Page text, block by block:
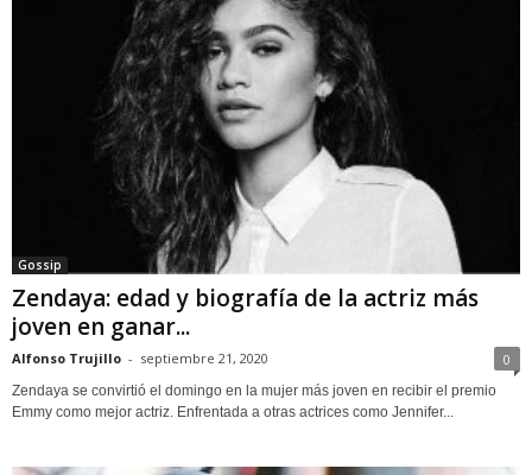
Gossip
Zendaya: edad y biografía de la actriz más
joven en ganar...
Alfonso Trujillo - septiembre 21, 2020 0
Zendaya se convirtió el domingo en la mujer más joven en recibir el premio
Emmy como mejor actriz. Enfrentada a otras actrices como Jennifer...